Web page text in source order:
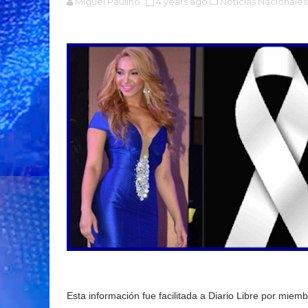
Esta información fue facilitada a Diario Libre por